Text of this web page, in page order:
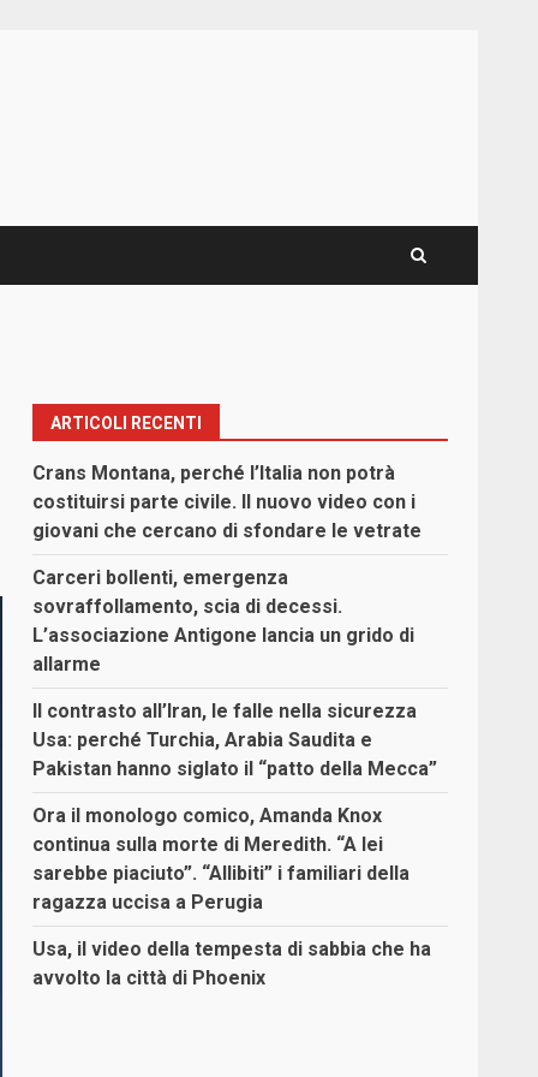
ARTICOLI RECENTI
Crans Montana, perché l’Italia non potrà
costituirsi parte civile. Il nuovo video con i
giovani che cercano di sfondare le vetrate
Carceri bollenti, emergenza
sovraffollamento, scia di decessi.
L’associazione Antigone lancia un grido di
allarme
Il contrasto all’Iran, le falle nella sicurezza
Usa: perché Turchia, Arabia Saudita e
Pakistan hanno siglato il “patto della Mecca”
Ora il monologo comico, Amanda Knox
continua sulla morte di Meredith. “A lei
sarebbe piaciuto”. “Allibiti” i familiari della
ragazza uccisa a Perugia
Usa, il video della tempesta di sabbia che ha
avvolto la città di Phoenix